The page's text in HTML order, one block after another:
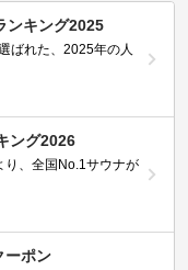
ンキング2025
ばれた、2025年の人
ング2026
り、全国No.1サウナが
ーポン